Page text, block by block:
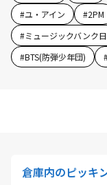
#ユ・アイン #2PM
#ミュージックバンク
#BTS(防弾少年団)
倉庫内のピッキ